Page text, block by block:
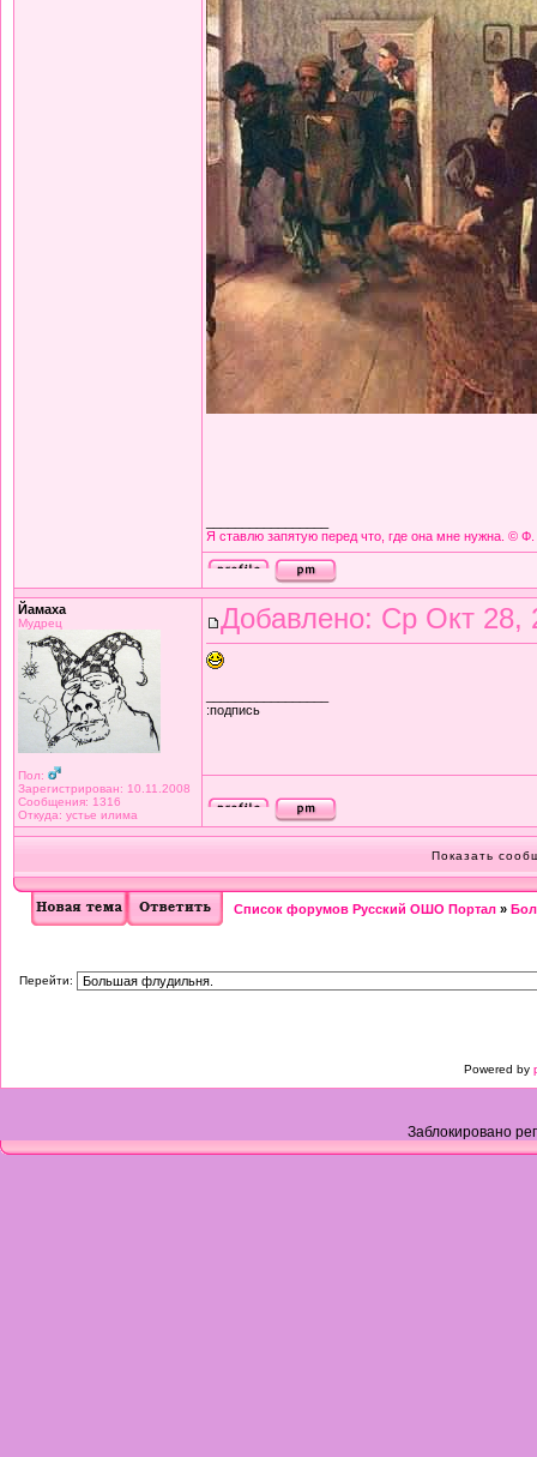
Я ставлю запятую перед что, где она мне нужна. ©
Йамаха
Мудрец
Пол:
Зарегистрирован: 10.11.2008
Сообщения: 1316
Откуда: устье илима
Добавлено: Ср Окт 28,
:подпись
Показать
Список форумов Русский ОШО Портал »
Перейти:
Powered by
Заблокировано